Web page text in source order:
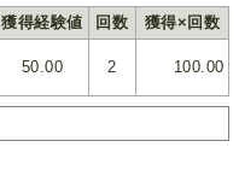
獲得経験値 回数
獲得×回数
50.00 2 100.00